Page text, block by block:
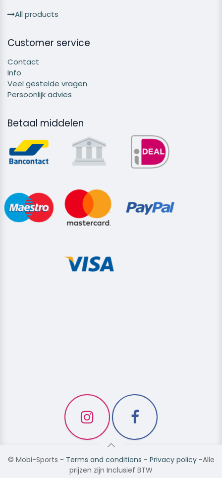
All products
Customer service
Contact
Info
Veel gestelde vragen
Persoonlijk advies
Betaal middelen
© Mobi-Sports - Terms and conditions - Privacy policy-Alle
prijzen zijn Inclusief BTW